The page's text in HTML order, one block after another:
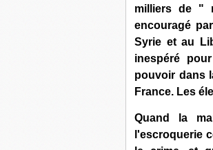
milliers de "
encouragé
Syrie et au
inespéré
pouvoir dans
France. Les
Quand la
l'escroquerie